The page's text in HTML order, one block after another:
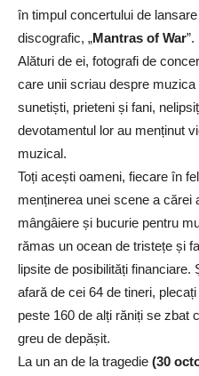
în timpul concertului de
discografic, „Mantras of War”.
Alături de ei, fotografi de
care unii scriau despre
sunetiști, prieteni și fani,
devotamentul lor au menținut
muzical.
Toți acești oameni, fiecare în
menținerea unei scene a cărei
mângâiere și bucurie pentru
rămas un ocean de tristețe și
lipsite de posibilități financiare.
afară de cei 64 de tineri,
peste 160 de alți răniți se zbat
greu de depășit.
La un an de la tragedie (30